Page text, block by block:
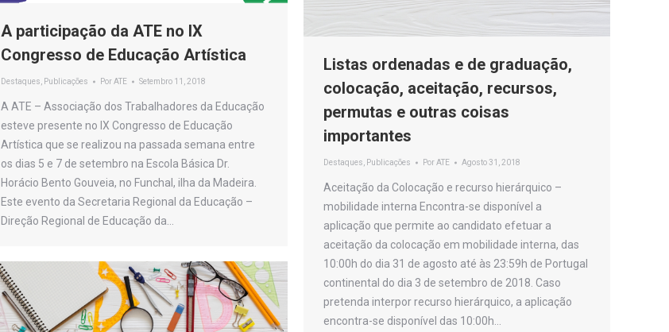
A participação da ATE no IX
Congresso de Educação Artística
Destaques Publicações PorATE Setembro 11, 2018
A ATE – Associação dos Trabalhadores da Educação
esteve presente no IX Congresso de Educação
Artística que se realizou na passada semana entre
os dias 5 e 7 de setembro na Escola Básica Dr.
Horácio Bento Gouveia, no Funchal, ilha da Madeira.
Este evento da Secretaria Regional da Educação –
Direção Regional de Educação da…
Listas ordenadas e de graduação,
colocação, aceitação, recursos,
permutas e outras coisas
importantes
Destaques Publicações PorATE Agosto 31, 2018
Aceitação da Colocação e recurso hierárquico –
mobilidade interna Encontra-se disponível a
aplicação que permite ao candidato efetuar a
aceitação da colocação em mobilidade interna, das
10:00h do dia 31 de agosto até às 23:59h de Portugal
continental do dia 3 de setembro de 2018. Caso
pretenda interpor recurso hierárquico, a aplicação
encontra-se disponível das 10:00h…